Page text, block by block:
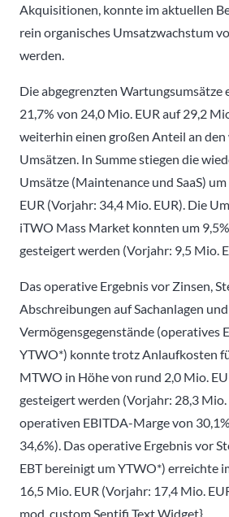
Akquisitionen, konnte im aktuellen
rein organisches Umsatzwachstum
werden.
Die abgegrenzten Wartungsumsätze
21,7% von 24,0 Mio. EUR auf 29,2
weiterhin einen großen Anteil an
Umsätzen. In Summe stiegen die
Umsätze (Maintenance und SaaS)
EUR (Vorjahr: 34,4 Mio. EUR). Die
iTWO Mass Market konnten um
gesteigert werden (Vorjahr: 9,5 Mio.
Das operative Ergebnis vor Zinsen,
Abschreibungen auf Sachanlagen
Vermögensgegenstände (operatives
YTWO*) konnte trotz Anlaufkosten
MTWO in Höhe von rund 2,0 Mio.
gesteigert werden (Vorjahr: 28,3 Mio.
operativen EBITDA-Marge von
34,6%). Das operative Ergebnis vor
EBT bereinigt um YTWO*) erreichte
16,5 Mio. EUR (Vorjahr: 17,4 Mio.
mod_custom,Sentifi Text Widget}